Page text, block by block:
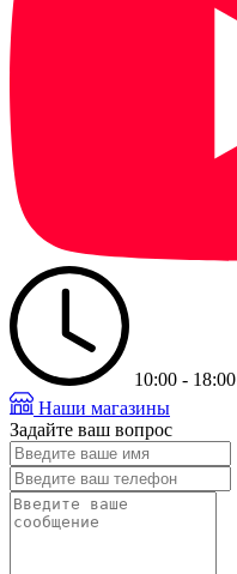
10:00 - 18:00
Наши магазины
Задайте ваш вопрос